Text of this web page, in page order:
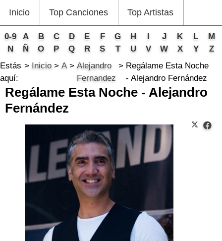
Inicio Top Canciones Top Artistas
0-9 A B C D E F G H I J K L
M
N
Ñ O P Q R S T U V W X Y
Z
Estás
aquí:
Inicio A
Alejandro
Fernandez
Regálame Esta Noche
- Alejandro Fernández
Regálame Esta Noche - Alejandro
Fernández